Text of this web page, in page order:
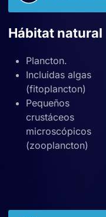
Hábitat natural
Plancton.
Incluidas algas
(fitoplancton)
Pequeños
crustáceos
microscópicos
(zooplancton)